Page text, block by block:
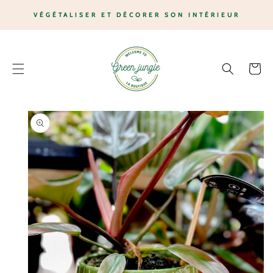
PASSER
CONTENU
VÉGÉTALISER ET DÉCORER SON INTÉRIEUR
Panier
PASSER AUX
INFORMATIONS
PRODUITS